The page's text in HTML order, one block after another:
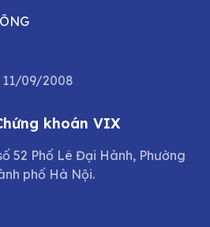
09/2008
khoán VIX
52 Phố Lê Đại Hành, Phường
phố Hà Nội.